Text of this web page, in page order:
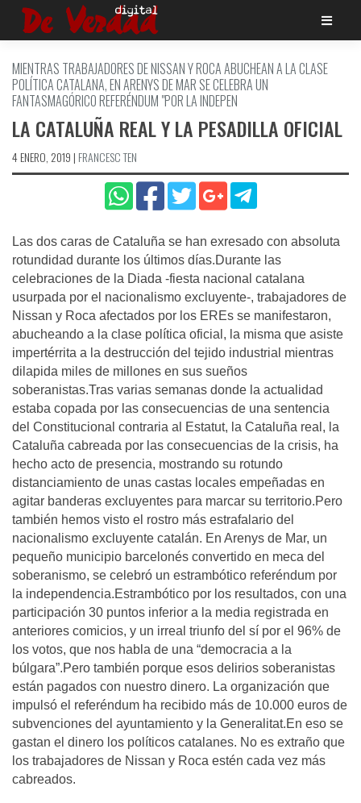
Saltar
MIENTRAS TRABAJADORES DE NISSAN Y ROCA ABUCHEAN A LA CLASE
POLÍ­TICA CATALANA, EN ARENYS DE MAR SE CELEBRA UN
FANTASMAGÓRICO REFERÉNDUM "POR LA INDEPEN
LA CATALUÑA REAL Y LA PESADILLA OFICIAL
4 ENERO, 2019 | FRANCESC TEN
Las dos caras de Cataluña se han exresado con absoluta
rotundidad durante los últimos días.Durante las
celebraciones de la Diada -fiesta nacional catalana
usurpada por el nacionalismo excluyente-, trabajadores de
Nissan y Roca afectados por los EREs se manifestaron,
abucheando a la clase política oficial, la misma que asiste
impertérrita a la destrucción del tejido industrial mientras
dilapida miles de millones en sus sueños
soberanistas.Tras varias semanas donde la actualidad
estaba copada por las consecuencias de una sentencia
del Constitucional contraria al Estatut, la Cataluña real, la
Cataluña cabreada por las consecuencias de la crisis, ha
hecho acto de presencia, mostrando su rotundo
distanciamiento de unas castas locales empeñadas en
agitar banderas excluyentes para marcar su territorio.Pero
también hemos visto el rostro más estrafalario del
nacionalismo excluyente catalán. En Arenys de Mar, un
pequeño municipio barcelonés convertido en meca del
soberanismo, se celebró un estrambótico referéndum por
la independencia.Estrambótico por los resultados, con una
participación 30 puntos inferior a la media registrada en
anteriores comicios, y un irreal triunfo del sí por el 96% de
los votos, que nos habla de una “democracia a la
búlgara”.Pero también porque esos delirios soberanistas
están pagados con nuestro dinero. La organización que
impulsó el referéndum ha recibido más de 10.000 euros de
subvenciones del ayuntamiento y la Generalitat.En eso se
gastan el dinero los políticos catalanes. No es extraño que
los trabajadores de Nissan y Roca estén cada vez más
cabreados.